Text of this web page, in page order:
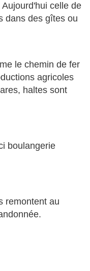
celle de
dans des gîtes ou
le chemin de fer
agricoles
haltes sont
boulangerie
remontent au